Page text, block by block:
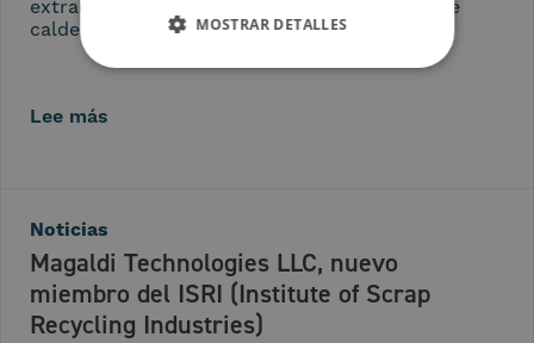
extracción en seco de las cenizas de fondo de
calderas de parrilla que queman biomasa.
Lee más
Noticias
Magaldi Technologies LLC, nuevo
miembro del ISRI (Institute of Scrap
Recycling Industries)
MOSTRAR DETALLES